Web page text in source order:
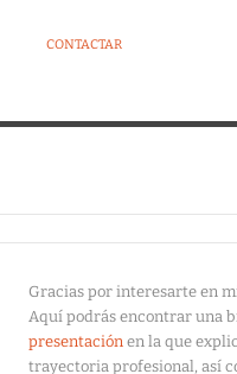
CONTACTAR
Gracias por interesarte en
Aquí podrás encontrar una
presentación en la que
trayectoria profesional, así